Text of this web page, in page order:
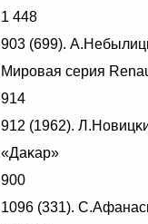
1 448
903 (699).
Мировая серия
914
912 (1962).
«Даκар»
900
1096 (331).